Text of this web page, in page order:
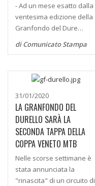
- Ad un mese esatto dalla
ventesima edizione della
Granfondo del Dure…
di Comunicato Stampa
31/01/2020
LA GRANFONDO DEL
DURELLO SARÀ LA
SECONDA TAPPA DELLA
COPPA VENETO MTB
Nelle scorse settimane è
stata annunciata la
"rinascita" di un circuito di